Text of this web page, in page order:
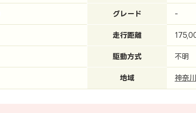
グレード -
走行距離
駆動方式 不明
地域 神奈